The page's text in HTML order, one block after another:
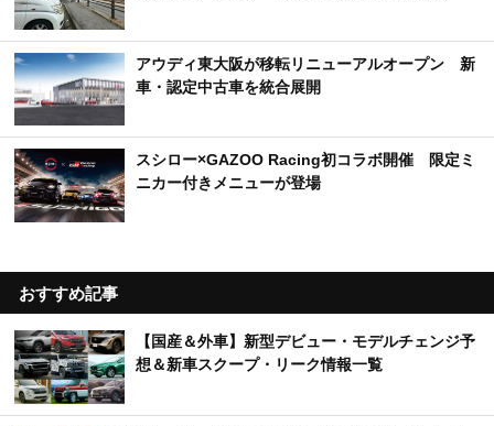
アウディ東大阪が移転リニューアルオープン 新
車・認定中古車を統合展開
スシロー×GAZOO Racing初コラボ開催 限定ミ
ニカー付きメニューが登場
おすすめ記事
【国産＆外車】新型デビュー・モデルチェンジ予
想＆新車スクープ・リーク情報一覧